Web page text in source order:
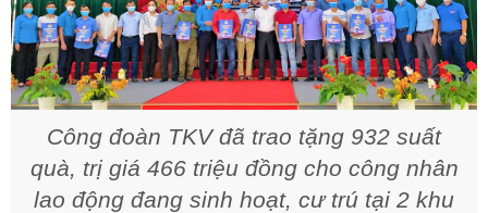
Công đoàn TKV đã trao tặng 932 suất
quà, trị giá 466 triệu đồng cho công nhân
lao động đang sinh hoạt, cư trú tại 2 khu